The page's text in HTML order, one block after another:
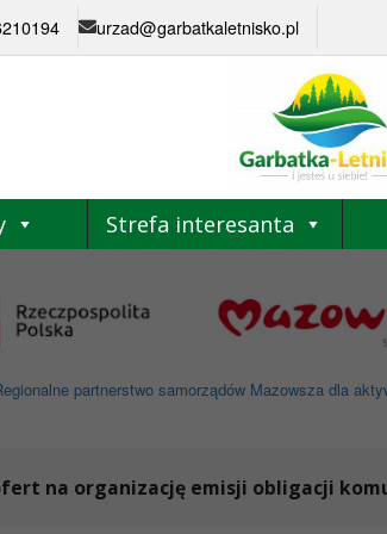
urzad@garbatkaletnisko.pl
Strefa interesanta
partnerstwo samorządów Mazowsza dla
na organizację emisji obligacji